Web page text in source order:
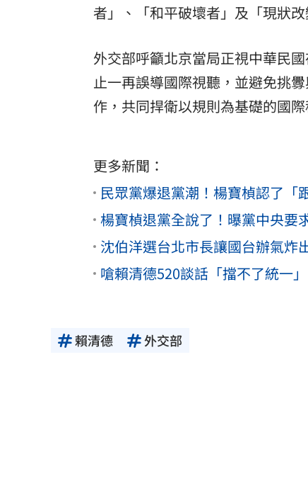
者」、「和平破壞者」及「現狀改
外交部呼籲北京當局正視中華民
止一再誤導國際視聽，並避免挑
作，共同捍衛以規則為基礎的國
更多新聞：
民眾黨爆退黨潮！楊寶楨認了「
楊寶楨退黨全說了！曝黨中央要
沈伯洋選台北市長讓國台辦氣炸
嗆賴清德520談話「擋不了統一
賴清德 外交部